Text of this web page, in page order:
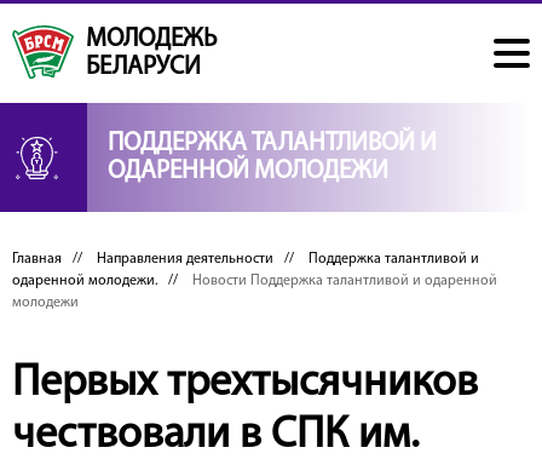
МОЛОДЕЖЬ
БЕЛАРУСИ
ПОДДЕРЖКА ТАЛАНТЛИВОЙ И
ОДАРЕННОЙ МОЛОДЕЖИ
Главная // Направления деятельности //
Поддержка талантливой и
одаренной молодежи. //
Новости Поддержка талантливой и одаренной
молодежи
Первых трехтысячников
чествовали в СПК им.